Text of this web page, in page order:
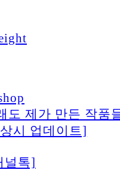
도 제가 만든 작품
시 업데이트]
널톡]